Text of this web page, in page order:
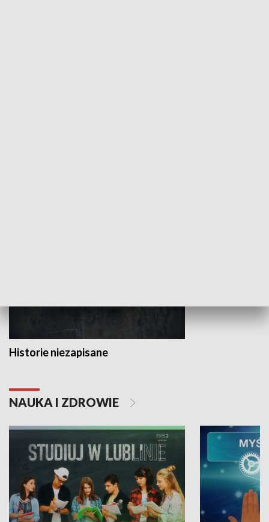
Historie niezapisane
NAUKA I ZDROWIE